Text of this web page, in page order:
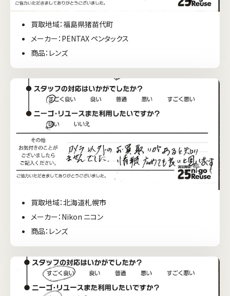
買取地域：福島県猪苗代町
メーカー：PENTAX ペンタックス
商品：レンズ
買取地域：北海道札幌市
メーカー：Nikon ニコン
商品：レンズ